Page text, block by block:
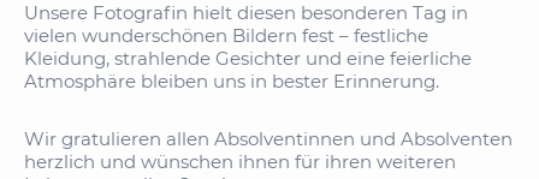
Unsere Fotografin hielt diesen besonderen Tag in
vielen wunderschönen Bildern fest – festliche
Kleidung, strahlende Gesichter und eine feierliche
Atmosphäre bleiben uns in bester Erinnerung.
Wir gratulieren allen Absolventinnen und Absolventen
herzlich und wünschen ihnen für ihren weiteren